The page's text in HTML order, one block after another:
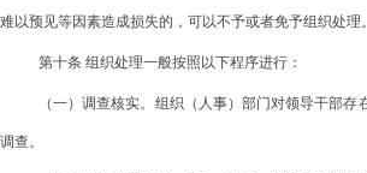
难以预见等因素造成损失的，可以不予或者免予组织处理。
第十条 组织处理一般按照以下程序进行：
（一）调查核实。组织（人事）部门对领导干部
调查。